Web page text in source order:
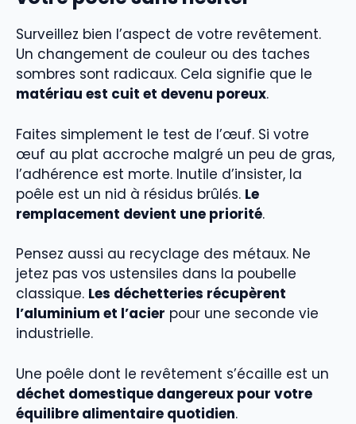
Surveillez bien l’aspect de votre revêtement.
Un changement de couleur ou des taches
sombres sont radicaux. Cela signifie que le
matériau est cuit et devenu poreux.
Faites simplement le test de l’œuf. Si votre
œuf au plat accroche malgré un peu de gras,
l’adhérence est morte. Inutile d’insister, la
poêle est un nid à résidus brûlés. Le
remplacement devient une priorité.
Pensez aussi au recyclage des métaux. Ne
jetez pas vos ustensiles dans la poubelle
classique. Les déchetteries récupèrent
l’aluminium et l’acier pour une seconde vie
industrielle.
Une poêle dont le revêtement s’écaille est un
déchet domestique dangereux pour votre
équilibre alimentaire quotidien.